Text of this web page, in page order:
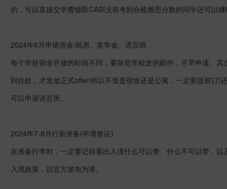
的，可以直接交学费领取CAS!没有考到合格雅思分数的同学还可以
2024年6月申请宿舍/租房、奖学金、语言班
每个学校宿舍开放的时间不同，要留意学校发的邮件，尽早申请。
到住处，才发放正式offer!所以不管是宿舍还是公寓，一定要提前订!
可以申请语言班。
2024年7-8月行前准备(申请签证)
在准备行李时，一定要记得看出入境什么可以带、什么不可以带，
入境政策，以官方发布为准。